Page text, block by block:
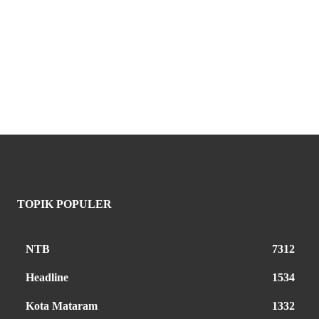
TOPIK POPULER
NTB 7312
Headline 1534
Kota Mataram 1332